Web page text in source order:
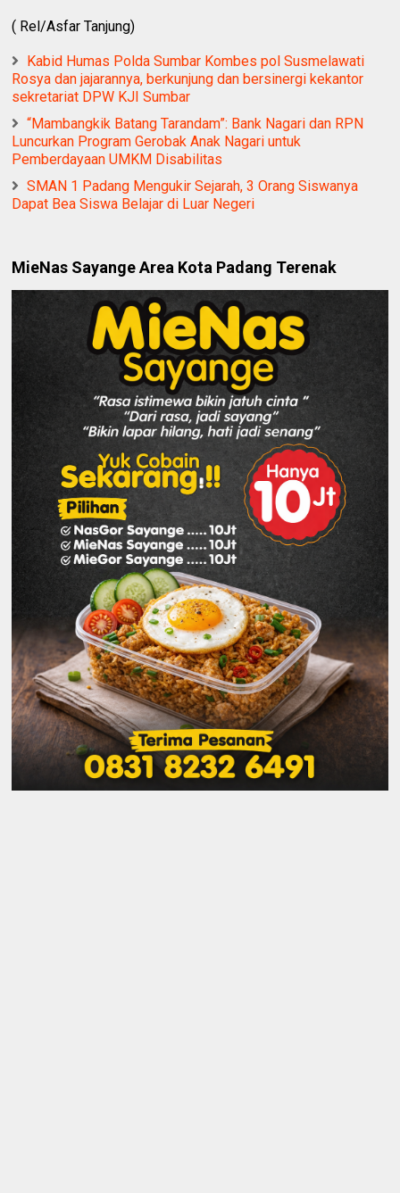
( Rel/Asfar Tanjung)
Kabid Humas Polda Sumbar Kombes pol Susmelawati
Rosya dan jajarannya, berkunjung dan bersinergi kekantor
sekretariat DPW KJI Sumbar
“Mambangkik Batang Tarandam”: Bank Nagari dan RPN
Luncurkan Program Gerobak Anak Nagari untuk
Pemberdayaan UMKM Disabilitas
SMAN 1 Padang Mengukir Sejarah, 3 Orang Siswanya
Dapat Bea Siswa Belajar di Luar Negeri
MieNas Sayange Area Kota Padang Terenak